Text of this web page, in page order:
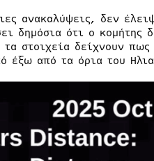
ανακαλύψεις, δεν
δημόσια ότι ο κομήτης
στοιχεία δείχνουν
έξω από τα όρια του